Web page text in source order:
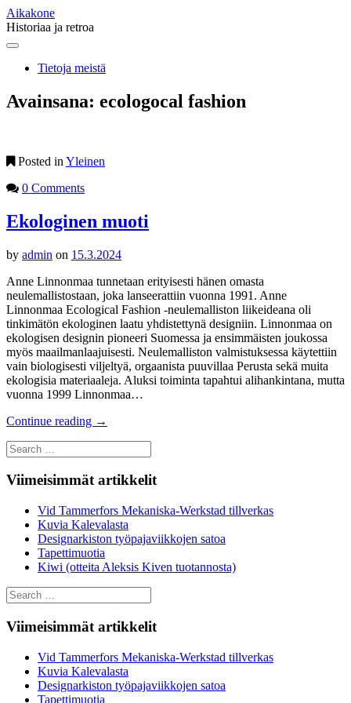
Aikakone
Historiaa ja retroa
Main
Skip
contentTietoja meistä
Avainsana: ecologocal fashion
Posted in Yleinen
0 Comments
Ekologinen muoti
by admin on 15.3.2024
Anne Linnonmaa tunnetaan erityisesti hänen omasta
neulemallistostaan, joka lanseerattiin vuonna 1991. Anne
Linnonmaa Ecological Fashion -neulemalliston liikeideana oli
tinkimätön ekologinen laatu yhdistettynä designiin. Linnonmaa on
ekologisen designin pioneeri Suomessa ja ensimmäisten joukossa
myös maailmanlaajuisesti. Neulemalliston valmistuksessa käytettiin
vain biologisesti viljeltyä, orgaanista puuvillaa Perusta sekä muita
ekologisia materiaaleja. Aluksi toiminta tapahtui alihankintana, mutta
vuonna 1999 Linnonmaa…
Continue reading →
Search
for:
Viimeisimmät artikkelit
Vid Tammerfors Mekaniska-Werkstad tillverkas
Kuvia Kalevalasta
Designarkiston työpajaviikkojen satoa
Tapettimuotia
Kiwi (otteita Aleksis Kiven tuotannosta)
Search
for:
Viimeisimmät artikkelit
Vid Tammerfors Mekaniska-Werkstad tillverkas
Kuvia Kalevalasta
Designarkiston työpajaviikkojen satoa
Tapettimuotia